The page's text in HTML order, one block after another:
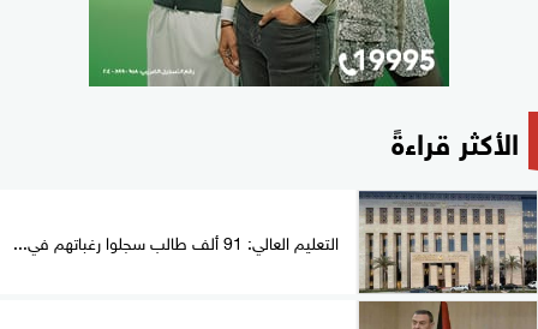
الأكثر قراءةً
التعليم العالي: 91 ألف طالب سجلوا رغباتهم في...